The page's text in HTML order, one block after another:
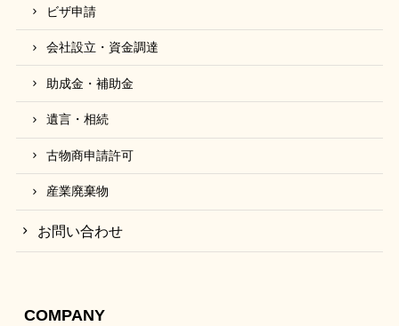
れることがあります。
ビザ申請
会社設立・資金調達
助成金・補助金
遺言・相続
古物商申請許可
産業廃棄物
お問い合わせ
COMPANY